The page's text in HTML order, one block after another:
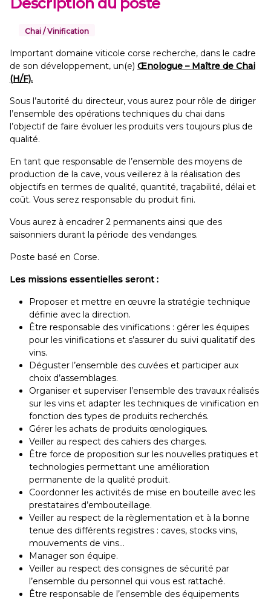
Chai / Vinification
Important domaine viticole corse recherche, dans le cadre
de son développement, un(e) Œnologue – Maître de Chai
(H/F).
Sous l’autorité du directeur, vous aurez pour rôle de diriger
l’ensemble des opérations techniques du chai dans
l’objectif de faire évoluer les produits vers toujours plus de
qualité.
En tant que responsable de l’ensemble des moyens de
production de la cave, vous veillerez à la réalisation des
objectifs en termes de qualité, quantité, traçabilité, délai et
coût. Vous serez responsable du produit fini.
Vous aurez à encadrer 2 permanents ainsi que des
saisonniers durant la période des vendanges.
Poste basé en Corse.
Les missions essentielles seront :
Proposer et mettre en œuvre la stratégie technique
définie avec la direction.
Être responsable des vinifications : gérer les équipes
pour les vinifications et s’assurer du suivi qualitatif des
vins.
Déguster l’ensemble des cuvées et participer aux
choix d’assemblages.
Organiser et superviser l’ensemble des travaux réalisés
sur les vins et adapter les techniques de vinification en
fonction des types de produits recherchés.
Gérer les achats de produits œnologiques.
Veiller au respect des cahiers des charges.
Être force de proposition sur les nouvelles pratiques et
technologies permettant une amélioration
permanente de la qualité produit.
Coordonner les activités de mise en bouteille avec les
prestataires d’embouteillage.
Veiller au respect de la règlementation et à la bonne
tenue des différents registres : caves, stocks vins,
mouvements de vins…
Manager son équipe.
Veiller au respect des consignes de sécurité par
l’ensemble du personnel qui vous est rattaché.
Être responsable de l’ensemble des équipements